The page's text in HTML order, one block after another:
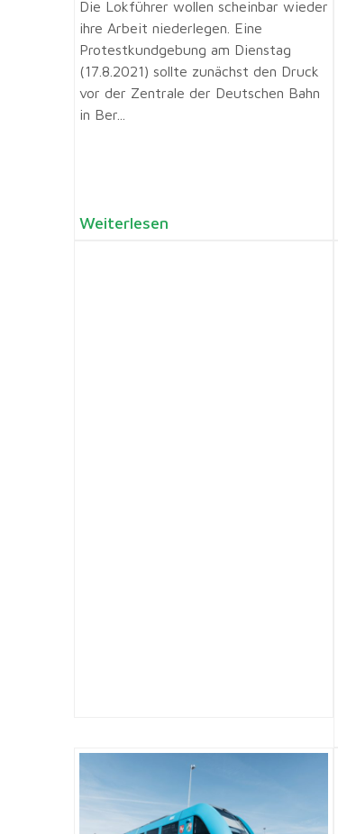
Die Lokführer wollen scheinbar wieder
ihre Arbeit niederlegen. Eine
Protestkundgebung am Dienstag
(17.8.2021) sollte zunächst den Druck
vor der Zentrale der Deutschen Bahn
in Ber...
Weiterlesen